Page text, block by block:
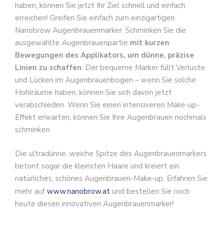
haben, können Sie jetzt Ihr Ziel schnell und einfach
erreichen! Greifen Sie einfach zum einzigartigen
Nanobrow Augenbrauenmarker. Schminken Sie die
ausgewählte Augenbrauenpartie mit kurzen
Bewegungen des Applikators, um dünne, präzise
Linien zu schaffen. Der bequeme Marker füllt Verluste
und Lücken im Augenbrauenbogen – wenn Sie solche
Hohlräume haben, können Sie sich davon jetzt
verabschieden. Wenn Sie einen intensiveren Make-up-
Effekt erwarten, können Sie Ihre Augenbrauen nochmals
schminken.
Die ultradünne, weiche Spitze des Augenbrauenmarkers
betont sogar die kleinsten Haare und kreiert ein
natürliches, schönes Augenbrauen-Make-up. Erfahren Sie
mehr aufwww.nanobrow.at und bestellen Sie noch
heute diesen innovativen Augenbrauenmarker!